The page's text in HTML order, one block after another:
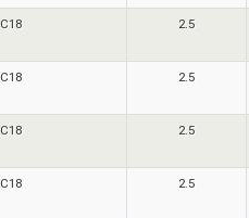
C18 2.5
C18 2.5
C18 2.5
C18 2.5